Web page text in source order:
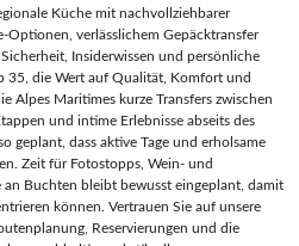
Küche mit nachvollziehbarer
verlässlichem Gepäcktransfer
Insiderwissen und persönliche
35, die Wert auf Qualität, Komfort und
Alpes Maritimes kurze Transfers zwischen
und intime Erlebnisse abseits des
geplant, dass aktive Tage und erholsame
Zeit für Fotostopps, Wein‑ und
Buchten bleibt bewusst eingeplant, damit
können. Vertrauen Sie auf unsere
Reservierungen und die